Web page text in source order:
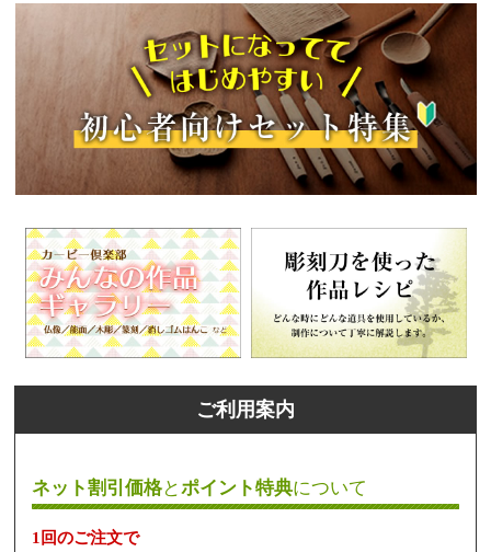
ご利用案内
ネット割引価格とポイント特典について
1回のご注文で